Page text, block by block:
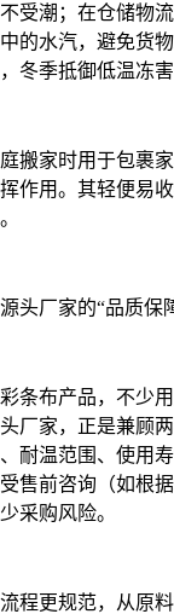
受潮；在仓储物
的水汽，避免货
冬季抵御低温冻
搬家时用于包裹
作用。其轻便易
头厂家的“品质保
条布产品，不少
厂家，正是兼顾
耐温范围、使用
售前咨询（如根
采购风险。
程更规范，从原